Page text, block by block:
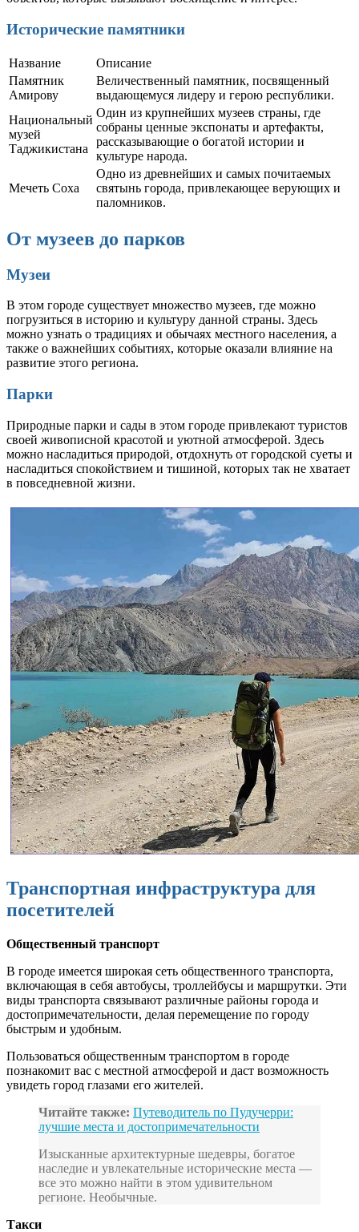
Исторические памятники
Название
Описание
Памятник
Амирову
Величественный памятник, посвященный
выдающемуся лидеру и герою республики.
Национальный
музей
Таджикистана
Один из крупнейших музеев страны, где
собраны ценные экспонаты и артефакты,
рассказывающие о богатой истории и
культуре народа.
Мечеть Соха
Одно из древнейших и самых почитаемых
святынь города, привлекающее верующих и
паломников.
От музеев до парков
Музеи
В этом городе существует множество музеев, где можно
погрузиться в историю и культуру данной страны. Здесь
можно узнать о традициях и обычаях местного населения, а
также о важнейших событиях, которые оказали влияние на
развитие этого региона.
Парки
Природные парки и сады в этом городе привлекают туристов
своей живописной красотой и уютной атмосферой. Здесь
можно насладиться природой, отдохнуть от городской суеты и
насладиться спокойствием и тишиной, которых так не хватает
в повседневной жизни.
Транспортная инфраструктура для
посетителей
Общественный транспорт
В городе имеется широкая сеть общественного транспорта,
включающая в себя автобусы, троллейбусы и маршрутки. Эти
виды транспорта связывают различные районы города и
достопримечательности, делая перемещение по городу
быстрым и удобным.
Пользоваться общественным транспортом в городе
познакомит вас с местной атмосферой и даст возможность
увидеть город глазами его жителей.
Читайте также: Путеводитель по Пудучерри:
лучшие места и достопримечательности
Изысканные архитектурные шедевры, богатое
наследие и увлекательные исторические места —
все это можно найти в этом удивительном
регионе. Необычные.
Такси